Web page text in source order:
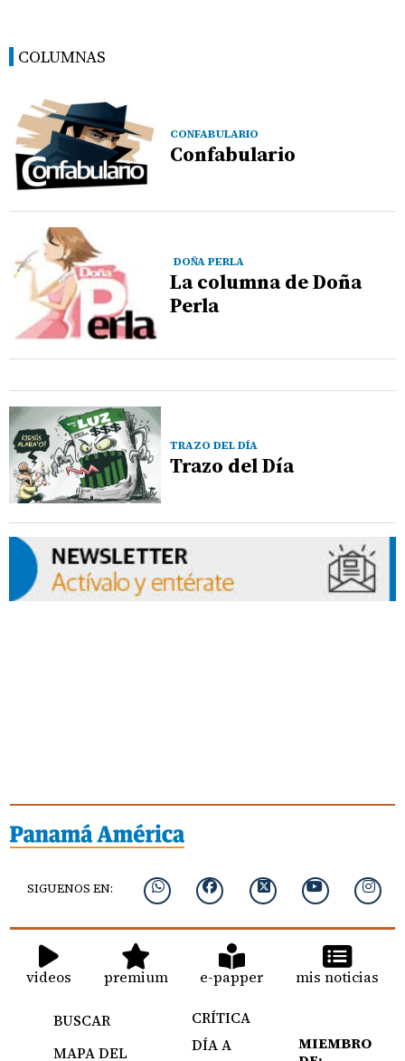
COLUMNAS
CONFABULARIO
Confabulario
DOÑA PERLA
La columna de Doña
Perla
TRAZO DEL DÍA
Trazo del Día
SIGUENOS EN:
videos premium e-papper mis noticias
BUSCAR
MAPA DEL
CRÍTICA
DÍA A
MIEMBRO